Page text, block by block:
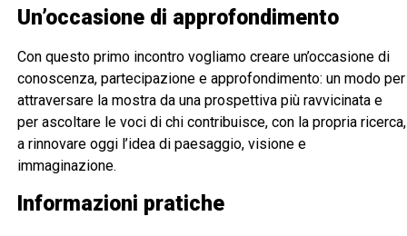
Un’occasione di approfondimento
Con questo primo incontro vogliamo creare un’occasione di
conoscenza, partecipazione e approfondimento: un modo per
attraversare la mostra da una prospettiva più ravvicinata e
per ascoltare le voci di chi contribuisce, con la propria ricerca,
a rinnovare oggi l’idea di paesaggio, visione e
immaginazione.
Informazioni pratiche